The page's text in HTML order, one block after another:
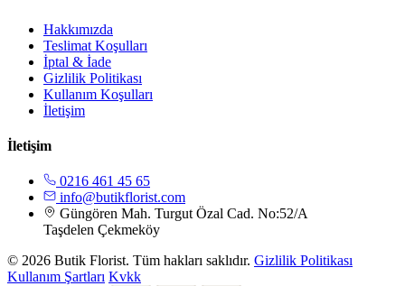
Hakkımızda
Teslimat Koşulları
İptal & İade
Gizlilik Politikası
Kullanım Koşulları
İletişim
İletişim
0216 461 45 65
info@butikflorist.com
Güngören Mah. Turgut Özal Cad. No:52/A
Taşdelen Çekmeköy
© 2026 Butik Florist. Tüm hakları saklıdır. Gizlilik Politikası
Kullanım Şartları Kvkk